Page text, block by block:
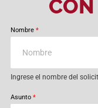
Nombre *
Ingrese el nombre del
Asunto *